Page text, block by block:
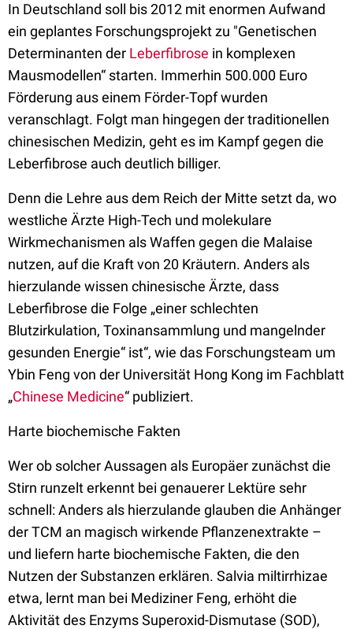
In Deutschland soll bis 2012 mit enormen Aufwand
ein geplantes Forschungsprojekt zu "Genetischen
Determinanten der Leberfibrose in komplexen
Mausmodellen“ starten. Immerhin 500.000 Euro
Förderung aus einem Förder-Topf wurden
veranschlagt. Folgt man hingegen der traditionellen
chinesischen Medizin, geht es im Kampf gegen die
Leberfibrose auch deutlich billiger.
Denn die Lehre aus dem Reich der Mitte setzt da, wo
westliche Ärzte High-Tech und molekulare
Wirkmechanismen als Waffen gegen die Malaise
nutzen, auf die Kraft von 20 Kräutern. Anders als
hierzulande wissen chinesische Ärzte, dass
Leberfibrose die Folge „einer schlechten
Blutzirkulation, Toxinansammlung und mangelnder
gesunden Energie“ ist“, wie das Forschungsteam um
Ybin Feng von der Universität Hong Kong im Fachblatt
„Chinese Medicine“ publiziert.
Harte biochemische Fakten
Wer ob solcher Aussagen als Europäer zunächst die
Stirn runzelt erkennt bei genauerer Lektüre sehr
schnell: Anders als hierzulande glauben die Anhänger
der TCM an magisch wirkende Pflanzenextrakte –
und liefern harte biochemische Fakten, die den
Nutzen der Substanzen erklären. Salvia miltirrhizae
etwa, lernt man bei Mediziner Feng, erhöht die
Aktivität des Enzyms Superoxid-Dismutase (SOD),